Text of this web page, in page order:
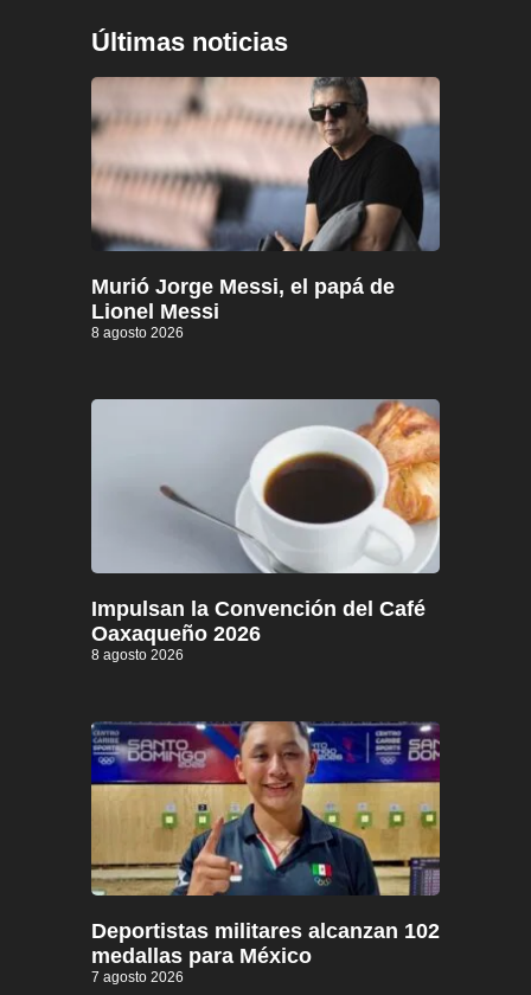
Últimas noticias
Murió Jorge Messi, el papá de
Lionel Messi
8 agosto 2026
Impulsan la Convención del Café
Oaxaqueño 2026
8 agosto 2026
Deportistas militares alcanzan 102
medallas para México
7 agosto 2026